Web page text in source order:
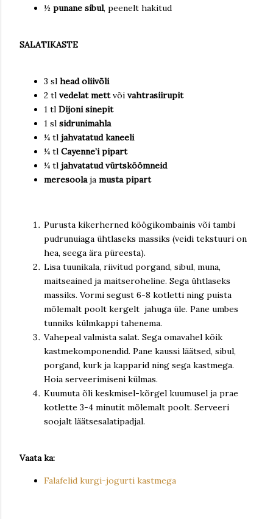
½ punane sibul, peenelt hakitud
SALATIKASTE
3 sl head oliivõli
2 tl vedelat mettvõi vahtrasiirupit
1 tl Dijoni sinepit
1 sl sidrunimahla
¼ tl jahvatatud kaneeli
¼ tl Cayenne’i pipart
¼ tl jahvatatud vürtsköömneid
meresoolaja musta pipart
Purusta kikerherned köögikombainis või tambi
pudrunuiaga ühtlaseks massiks (veidi tekstuuri on
hea, seega ära püreesta).
Lisa tuunikala, riivitud porgand, sibul, muna,
maitseained ja maitseroheline. Sega ühtlaseks
massiks. Vormi segust 6-8 kotletti ning puista
mõlemalt poolt kergelt jahuga üle. Pane umbes
tunniks külmkappi tahenema.
Vahepeal valmista salat. Sega omavahel kõik
kastmekomponendid. Pane kaussi läätsed, sibul,
porgand, kurk ja kapparid ning sega kastmega.
Hoia serveerimiseni külmas.
Kuumuta õli keskmisel-kõrgel kuumusel ja prae
kotlette 3-4 minutit mõlemalt poolt. Serveeri
soojalt läätsesalatipadjal.
Vaata ka:
Falafelid kurgi-jogurti kastmega